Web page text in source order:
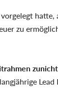
zu
Lead